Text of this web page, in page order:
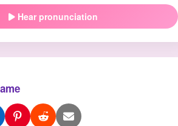
Hear pronunciation